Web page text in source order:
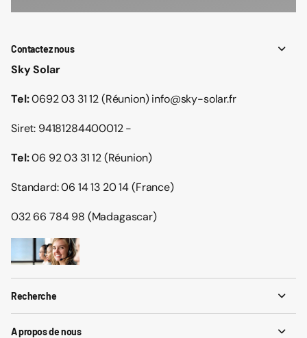
Contactez nous
Sky Solar
Tel:0692 03 31 12 (Réunion) info@sky-solar.fr
Siret: 94181284400012 -
Tel:06 92 03 31 12 (Réunion)
Standard: 06 14 13 20 14 (France)
032 66 784 98 (Madagascar)
Recherche
A propos de nous